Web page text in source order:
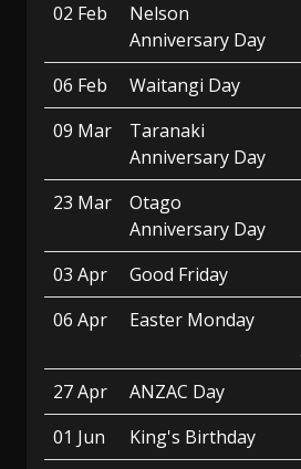
02 Feb
Nelson
Anniversary Day
06 Feb
Waitangi Day
09 Mar
Taranaki
Anniversary Day
23 Mar
Otago
Anniversary Day
03 Apr
Good Friday
06 Apr
Easter Monday
27 Apr
ANZAC Day
01 Jun
King's Birthday